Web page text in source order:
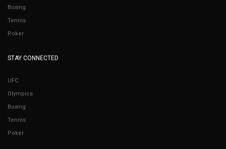
Boxing
Tennis
Poker
STAY CONNECTED
UFC
Olympics
Boxing
Tennis
Poker